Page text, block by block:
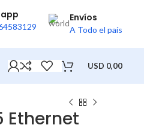
Envíos
A Todo el país
USD 0,00
Ethernet